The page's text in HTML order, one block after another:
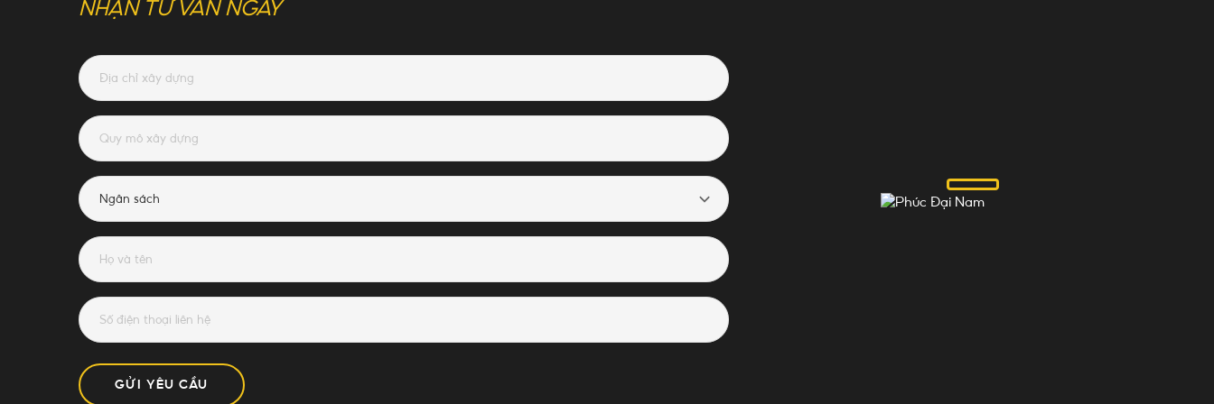
NHẬN TƯ VẤN NGAY
GỬI YÊU CẦU